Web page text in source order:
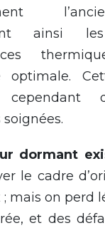
ainsi
optimale.
cependant
dormant
le cadre
; mais on perd
et des